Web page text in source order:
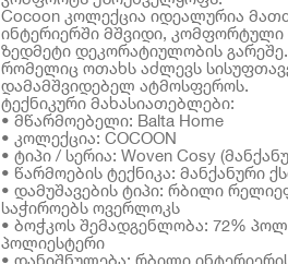
Cocoon კოლექცია იდეალურია
ინტერიერში მშვიდი,
ზედმეტი დეკორატიულობის
რომელიც ოთახს აძლევს
დამამშვიდებელ ატმოსფეროს.
ტექნიკური მახასიათებლები:
• მწარმოებელი: Balta Home
• კოლექცია: COCOON
• ტიპი / სერია: Woven Cosy
• წარმოების ტექნიკა: მანქანური
• დამუშავების ტიპი: რბილი
საჭიროებს ოვერლოკს
• ბოჭკოს შემადგენლობა: 72%
პოლიესტერი
• დანიშნულება: რბილი